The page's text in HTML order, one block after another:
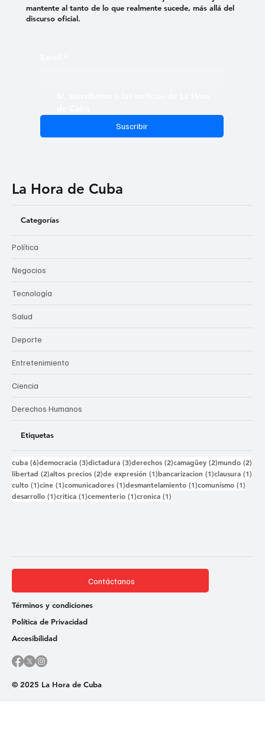
Suscribir
mantente al tanto de lo que realmente sucede, más allá del
discurso oficial.
La Hora de Cuba
Categorías
Política
Negocios
Tecnología
Salud
Deporte
Entretenimiento
Ciencia
Derechos Humanos
Etiquetas
cuba (6)6 entradas
democracia (3)3 entradas
dictadura (3)3 entradas
derechos (2)2 entradas
camagüey (2)2 entradas
mundo (2)
libertad (2)2 entradas
altos precios (2)2 entradas
de expresión (1)1 entrada
bancarizacion (1)1 entrada
clausura (1)
culto (1)1 entrada
cine (1)1 entrada
comunicadores (1)1 entrada
desmantelamiento (1)1 entrada
comunismo (1)
desarrollo (1)1 entrada
critica (1)1 entrada
cementerio (1)1 entrada
cronica (1)
© 2025 La Hora de Cuba
Contáctanos
Términos y condiciones
Política de Privacidad
Accesibilidad